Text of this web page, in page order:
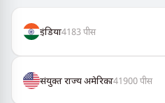
इंडिया4183पीस
संयुक्त राज्य अमेरिका41900पीस